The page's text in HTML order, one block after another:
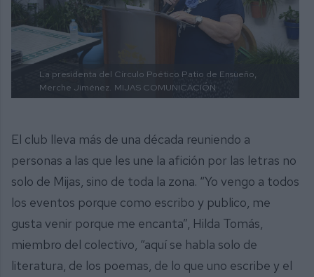
La presidenta del Círculo Poético Patio de Ensueño,
Merche Jiménez. MIJAS COMUNICACIÓN
El club lleva más de una década reuniendo a
personas a las que les une la afición por las letras no
solo de Mijas, sino de toda la zona. “Yo vengo a todos
los eventos porque como escribo y publico, me
gusta venir porque me encanta”, Hilda Tomás,
miembro del colectivo, “aquí se habla solo de
literatura, de los poemas, de lo que uno escribe y el